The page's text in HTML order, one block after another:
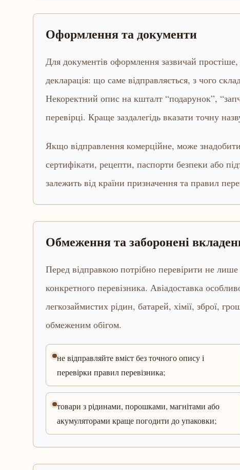
Оформлення та документи
Для документів оформлення зазвичай простіше,
декларація: що саме відправляється, з чого
Некоректний опис на кшталт “подарунок”,
перевірці. Краще заздалегідь вказати точну
Якщо відправлення комерційне, може
сертифікати, рецепти, паспорти безпеки або
залежить від країни призначення та правил
Обмеження та заборонені
Перед відправкою потрібно перевірити не
конкретного перевізника. Авіадоставка
легкозаймистих рідин, батарей, хімії, зброї,
обмеженим обігом.
не відправляйте вміст без точного опису і
перевірки правил перевізника;
товари з рідинами, порошками, магнітами або
акумуляторами краще погодити до упаковки;